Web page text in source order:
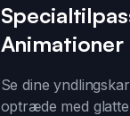
Animationer
Se dine
optræde med